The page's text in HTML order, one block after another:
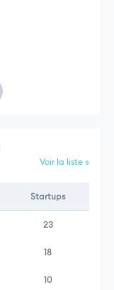
Voir la liste »
Startups
23
18
10